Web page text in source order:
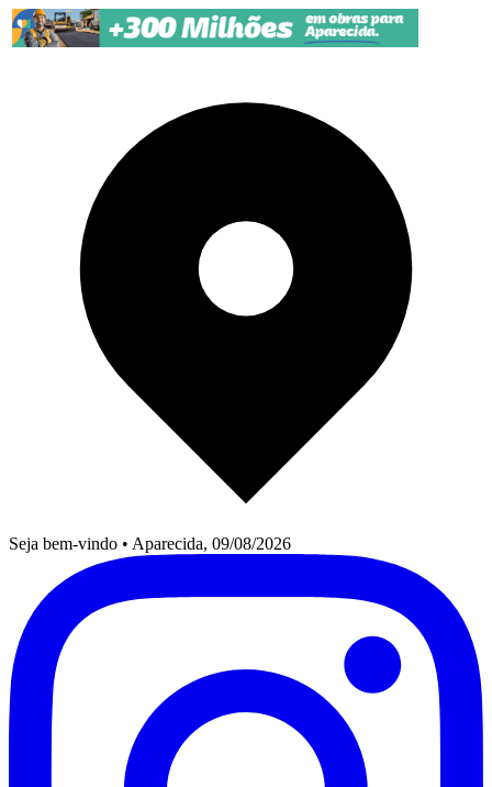
Pular para o conteúdo
Seja bem-vindo • Aparecida, 09/08/2026